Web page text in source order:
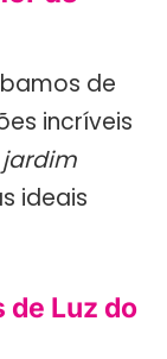
de
incríveis
ideais
de Luz do